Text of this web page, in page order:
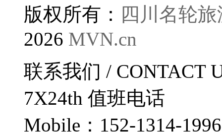
版权所有： 四川名轮
2026 MVN.cn
联系我们 / CONTACT
7X24th 值班电话
Mobile：152-1314-1996